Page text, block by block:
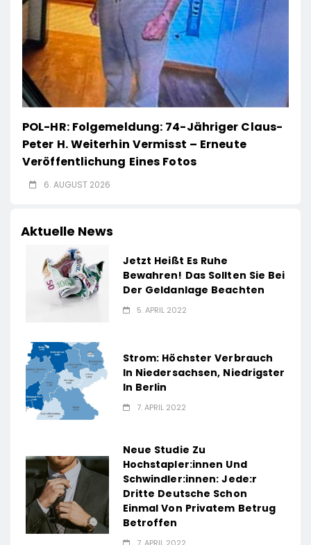
POL-HR: Folgemeldung: 74-Jähriger Claus-
Peter H. Weiterhin Vermisst – Erneute
Veröffentlichung Eines Fotos
6. AUGUST 2026
Aktuelle News
Jetzt Heißt Es Ruhe
Bewahren! Das Sollten Sie Bei
Der Geldanlage Beachten
5. APRIL 2022
Strom: Höchster Verbrauch
In Niedersachsen, Niedrigster
In Berlin
7. APRIL 2022
Neue Studie Zu
Hochstapler:innen Und
Schwindler:innen: Jede:r
Dritte Deutsche Schon
Einmal Von Privatem Betrug
Betroffen